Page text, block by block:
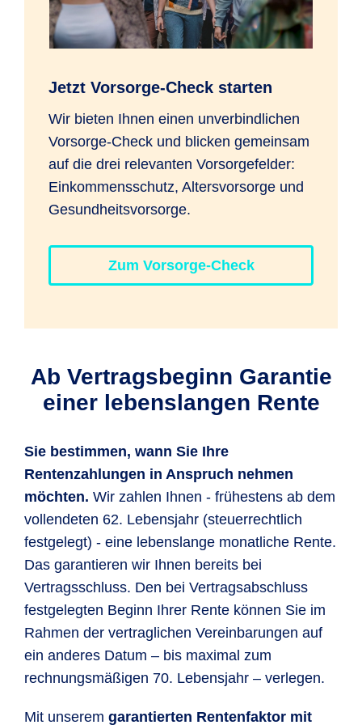
Sie pausieren, reduzieren oder auf
Anfrage erhöhen.
Mit dem Änderungsauftrag können Sie die
Anlagestrategie Ihrer Rürup-Rente
wechseln und/oder eine Zuzahlung
beauftragen. Das geht digital über Ihren
demÄnderungsauftrag.
Jetzt Vorsorge-Check starten
Wir bieten Ihnen einen unverbindlichen
Vorsorge-Check und blicken gemeinsam
auf die drei relevanten Vorsorgefelder:
Einkommensschutz, Altersvorsorge und
Gesundheitsvorsorge.
Zum Vorsorge-Check
Ab Vertragsbeginn Garantie
einer lebenslangen Rente
Sie bestimmen, wann Sie Ihre
Rentenzahlungen in Anspruch nehmen
möchten. Wir zahlen Ihnen - frühestens ab dem
vollendeten 62. Lebensjahr (steuerrechtlich
festgelegt) - eine lebenslange monatliche Rente.
Das garantieren wir Ihnen bereits bei
Vertragsschluss. Den bei Vertragsabschluss
festgelegten Beginn Ihrer Rente können Sie im
Rahmen der vertraglichen Vereinbarungen auf
ein anderes Datum – bis maximal zum
rechnungsmäßigen 70. Lebensjahr – verlegen.
Mit unserem garantierten Rentenfaktor mit